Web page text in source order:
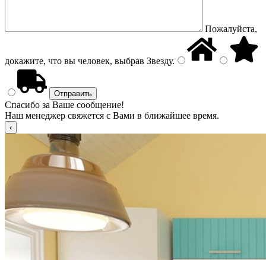
Пожалуйста,
докажите, что вы человек, выбрав Звезду.
Спасибо за Ваше сообщение!
Наш менеджер свяжется с Вами в ближайшее время.